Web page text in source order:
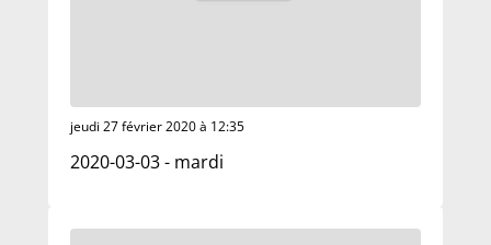
jeudi 27 février 2020 à 12:35
2020-03-03 - mardi